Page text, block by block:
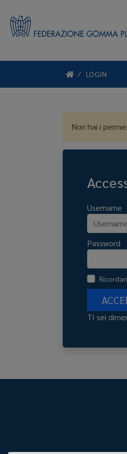
LOGIN
Non hai i
Username
Password
TI sei